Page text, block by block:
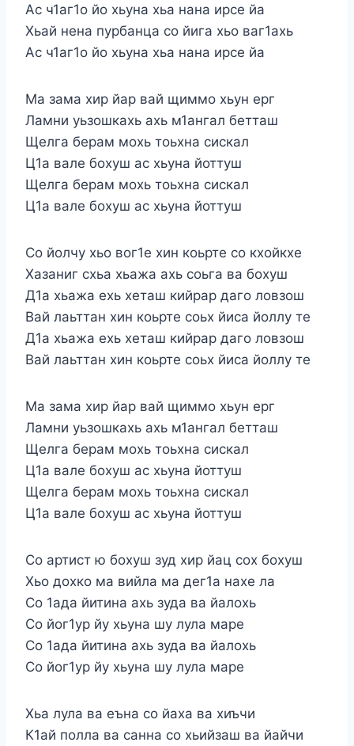
Ас ч1аг1о йо хьуна хьа нана ирсе йа
Хьай нена пурбанца со йига хьо ваг1ахь
Ас ч1аг1о йо хьуна хьа нана ирсе йа
Ма зама хир йар вай щиммо хьун ерг
Ламни уьзошкахь ахь м1ангал бетташ
Щелга берам мохь тоьхна сискал
Ц1а вале бохуш ас хьуна йоттуш
Щелга берам мохь тоьхна сискал
Ц1а вале бохуш ас хьуна йоттуш
Со йолчу хьо вог1е хин коьрте со кхойкхе
Хазаниг схьа хьажа ахь соьга ва бохуш
Д1а хьажа ехь хеташ кийрар даго ловзош
Вай лаьттан хин коьрте соьх йиса йоллу те
Д1а хьажа ехь хеташ кийрар даго ловзош
Вай лаьттан хин коьрте соьх йиса йоллу те
Ма зама хир йар вай щиммо хьун ерг
Ламни уьзошкахь ахь м1ангал бетташ
Щелга берам мохь тоьхна сискал
Ц1а вале бохуш ас хьуна йоттуш
Щелга берам мохь тоьхна сискал
Ц1а вале бохуш ас хьуна йоттуш
Со артист ю бохуш зуд хир йац сох бохуш
Хьо дохко ма вийла ма дег1а нахе ла
Со 1ада йитина ахь зуда ва йалохь
Со йог1ур йу хьуна шу лула маре
Со 1ада йитина ахь зуда ва йалохь
Со йог1ур йу хьуна шу лула маре
Хьа лула ва еъна со йаха ва хиъчи
К1ай полла ва санна со хьийзаш ва йайчи